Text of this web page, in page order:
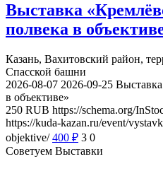
Выставка
полвека в
Казань, Вахитовский район,
Спасской башни
2026-08-07 2026-09-25
в объективе»
250 RUB https://schema.org/
https://kuda-kazan.ru/event/
objektive/ 400 ₽ 3 0
Советуем Выставки